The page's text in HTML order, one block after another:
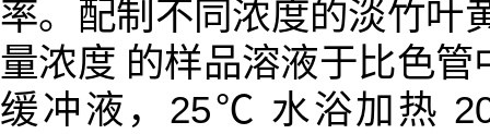
率。配制不同浓度的淡竹叶
量浓度 的样品溶液于比色管
缓冲液，25℃ 水浴加热